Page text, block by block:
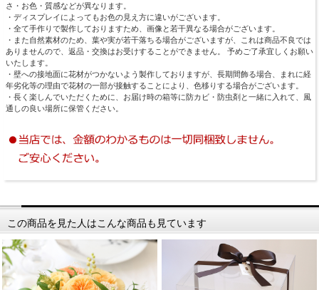
さ・お色・質感などが異なります。
・ディスプレイによってもお色の見え方に違いがございます。
・全て手作りで製作しておりますため、画像と若干異なる場合がございます。
・また自然素材のため、葉や実が若干落ちる場合がございますが、これは商品不良では
ありませんので、返品・交換はお受けすることができません。 予めご了承宜しくお願い
いたします。
・壁への接地面に花材がつかないよう製作しておりますが、長期間飾る場合、まれに経
年劣化等の理由で花材の一部が接触することにより、色移りする場合がございます。
・長く楽しんでいただくために、お届け時の箱等に防カビ・防虫剤と一緒に入れて、風
通しの良い場所に保管ください。
この商品を見た人はこんな商品も見ています